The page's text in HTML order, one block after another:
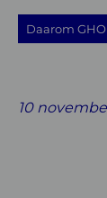
Daarom
on on on
10